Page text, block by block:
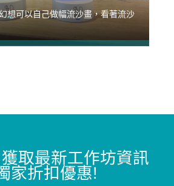
想可以自己做幅流沙畫，看著流沙
獲取最新工作坊資訊
家折扣優惠!